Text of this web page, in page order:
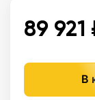
89 921
В